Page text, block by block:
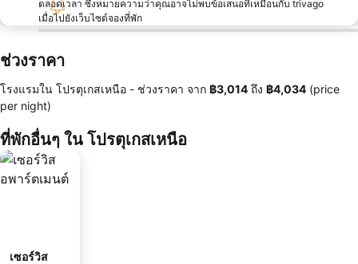
ตลอดเวลา ซึ่งหมายความว่าคุณอาจไม่พบข้อเสนอที่เหมือนกับ trivago
เมื่อไปยังเว็บไซต์จองที่พัก
ช่วงราคา
โรงแรมใน โปรตุเกสเหนือ - ช่วงราคา จาก ‎฿3,014 ถึง ‎฿4,034 (price
per night)
ที่พักอื่นๆ ใน โปรตุเกสเหนือ
เซอร์วิส